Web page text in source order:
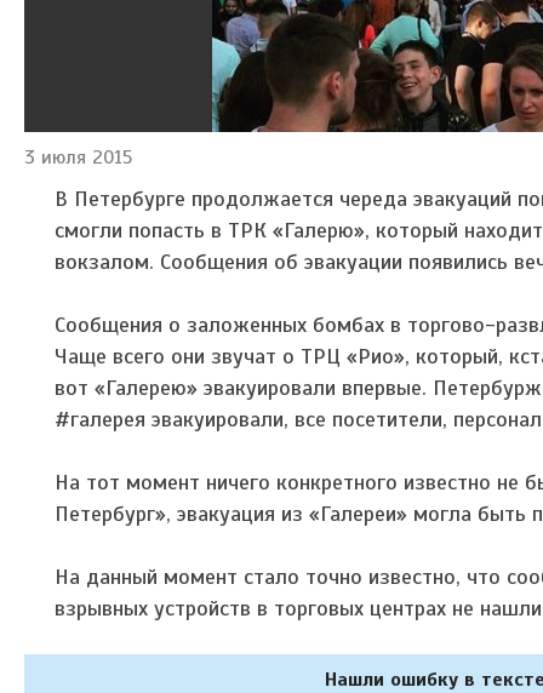
3 июля 2015
В Петербурге продолжается череда эвакуаций
смогли попасть в ТРК «Галерю», который
вокзалом. Сообщения об эвакуации появились
Сообщения о заложенных бомбах в торгово-
Чаще всего они звучат о ТРЦ «Рио», который,
вот «Галерею» эвакуировали впервые.
#галерея эвакуировали, все посетители,
На тот момент ничего конкретного известно
Петербург», эвакуация из «Галереи» могла
На данный момент стало точно известно, что
взрывных устройств в торговых центрах не
Нашли ошибку в